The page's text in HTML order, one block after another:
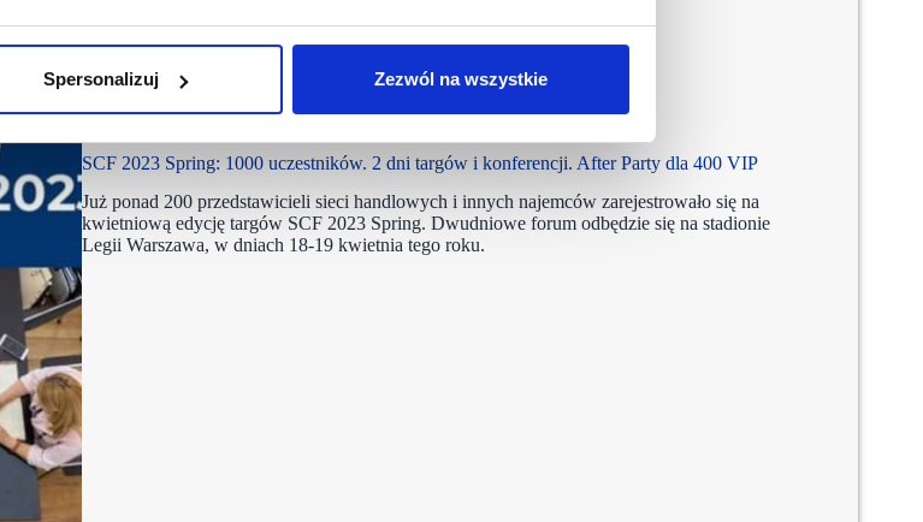
Spersonalizuj Zezwól na wszystkie
27/02/2023 SCF 2023 Spring
SCF 2023 Spring: 1000 uczestników. 2 dni targów i konferencji. After Party dla 400 VIP
Już ponad 200 przedstawicieli sieci handlowych i innych najemców zarejestrowało się na
kwietniową edycję targów SCF 2023 Spring. Dwudniowe forum odbędzie się na stadionie
Legii Warszawa, w dniach 18-19 kwietnia tego roku.